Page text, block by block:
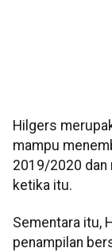
Hilgers
mampu
2019/2020 dan
ketika itu.
Sementara itu,
penampilan